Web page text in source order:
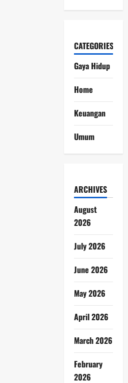
CATEGORIES
Gaya Hidup
Home
Keuangan
Umum
ARCHIVES
August
2026
July 2026
June 2026
May 2026
April 2026
March 2026
February
2026